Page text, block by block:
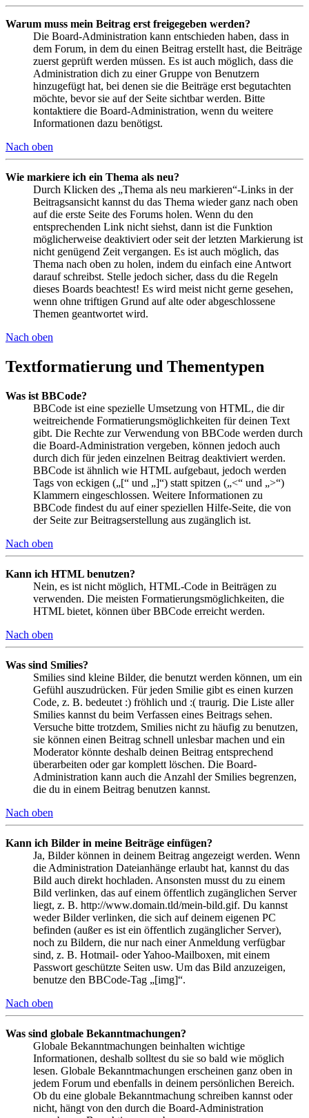
Warum muss mein Beitrag erst freigegeben werden?
Die Board-Administration kann entschieden haben, dass in
dem Forum, in dem du einen Beitrag erstellt hast, die Beiträge
zuerst geprüft werden müssen. Es ist auch möglich, dass die
Administration dich zu einer Gruppe von Benutzern
hinzugefügt hat, bei denen sie die Beiträge erst begutachten
möchte, bevor sie auf der Seite sichtbar werden. Bitte
kontaktiere die Board-Administration, wenn du weitere
Informationen dazu benötigst.
Nach oben
Wie markiere ich ein Thema als neu?
Durch Klicken des „Thema als neu markieren“-Links in der
Beitragsansicht kannst du das Thema wieder ganz nach oben
auf die erste Seite des Forums holen. Wenn du den
entsprechenden Link nicht siehst, dann ist die Funktion
möglicherweise deaktiviert oder seit der letzten Markierung ist
nicht genügend Zeit vergangen. Es ist auch möglich, das
Thema nach oben zu holen, indem du einfach eine Antwort
darauf schreibst. Stelle jedoch sicher, dass du die Regeln
dieses Boards beachtest! Es wird meist nicht gerne gesehen,
wenn ohne triftigen Grund auf alte oder abgeschlossene
Themen geantwortet wird.
Nach oben
Textformatierung und Thementypen
Was ist BBCode?
BBCode ist eine spezielle Umsetzung von HTML, die dir
weitreichende Formatierungsmöglichkeiten für deinen Text
gibt. Die Rechte zur Verwendung von BBCode werden durch
die Board-Administration vergeben, können jedoch auch
durch dich für jeden einzelnen Beitrag deaktiviert werden.
BBCode ist ähnlich wie HTML aufgebaut, jedoch werden
Tags von eckigen („[“ und „]“) statt spitzen („<“ und „>“)
Klammern eingeschlossen. Weitere Informationen zu
BBCode findest du auf einer speziellen Hilfe-Seite, die von
der Seite zur Beitragserstellung aus zugänglich ist.
Nach oben
Kann ich HTML benutzen?
Nein, es ist nicht möglich, HTML-Code in Beiträgen zu
verwenden. Die meisten Formatierungsmöglichkeiten, die
HTML bietet, können über BBCode erreicht werden.
Nach oben
Was sind Smilies?
Smilies sind kleine Bilder, die benutzt werden können, um ein
Gefühl auszudrücken. Für jeden Smilie gibt es einen kurzen
Code, z. B. bedeutet :) fröhlich und :( traurig. Die Liste aller
Smilies kannst du beim Verfassen eines Beitrags sehen.
Versuche bitte trotzdem, Smilies nicht zu häufig zu benutzen,
sie können einen Beitrag schnell unlesbar machen und ein
Moderator könnte deshalb deinen Beitrag entsprechend
überarbeiten oder gar komplett löschen. Die Board-
Administration kann auch die Anzahl der Smilies begrenzen,
die du in einem Beitrag benutzen kannst.
Nach oben
Kann ich Bilder in meine Beiträge einfügen?
Ja, Bilder können in deinem Beitrag angezeigt werden. Wenn
die Administration Dateianhänge erlaubt hat, kannst du das
Bild auch direkt hochladen. Ansonsten musst du zu einem
Bild verlinken, das auf einem öffentlich zugänglichen Server
liegt, z. B. http://www.domain.tld/mein-bild.gif. Du kannst
weder Bilder verlinken, die sich auf deinem eigenen PC
befinden (außer es ist ein öffentlich zugänglicher Server),
noch zu Bildern, die nur nach einer Anmeldung verfügbar
sind, z. B. Hotmail- oder Yahoo-Mailboxen, mit einem
Passwort geschützte Seiten usw. Um das Bild anzuzeigen,
benutze den BBCode-Tag „[img]“.
Nach oben
Was sind globale Bekanntmachungen?
Globale Bekanntmachungen beinhalten wichtige
Informationen, deshalb solltest du sie so bald wie möglich
lesen. Globale Bekanntmachungen erscheinen ganz oben in
jedem Forum und ebenfalls in deinem persönlichen Bereich.
Ob du eine globale Bekanntmachung schreiben kannst oder
nicht, hängt von den durch die Board-Administration